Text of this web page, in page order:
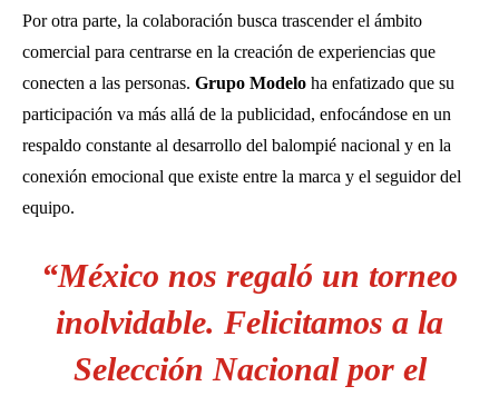
Por otra parte, la colaboración busca trascender el ámbito
comercial para centrarse en la creación de experiencias que
conecten a las personas. Grupo Modelo ha enfatizado que su
participación va más allá de la publicidad, enfocándose en un
respaldo constante al desarrollo del balompié nacional y en la
conexión emocional que existe entre la marca y el seguidor del
equipo.
“México nos regaló un torneo
inolvidable. Felicitamos a la
Selección Nacional por el